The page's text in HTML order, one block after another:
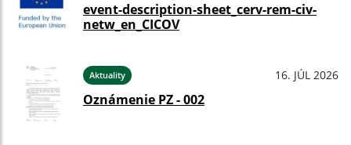
event-description-sheet_cerv-rem-civ-
netw_en_CICOV
Aktuality 16. JÚL 2026
Oznámenie PZ - 002